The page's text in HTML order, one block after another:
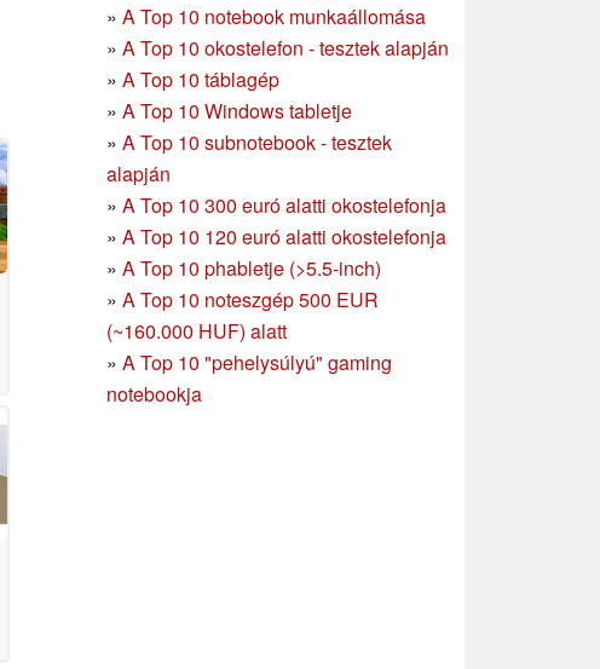
» A Top 10 notebook munkaállomása
» A Top 10 okostelefon - tesztek alapján
» A Top 10 táblagép
» A Top 10 Windows tabletje
» A Top 10 subnotebook - tesztek
alapján
» A Top 10 300 euró alatti okostelefonja
» A Top 10 120 euró alatti okostelefonja
» A Top 10 phabletje (>5.5-inch)
» A Top 10 noteszgép 500 EUR
(~160.000 HUF) alatt
» A Top 10 "pehelysúlyú" gaming
notebookja